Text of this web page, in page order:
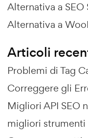
Alternativa a
Alternativa a
Articoli
Problemi di Tag
Correggere gli
Migliori API SEO
migliori strumenti